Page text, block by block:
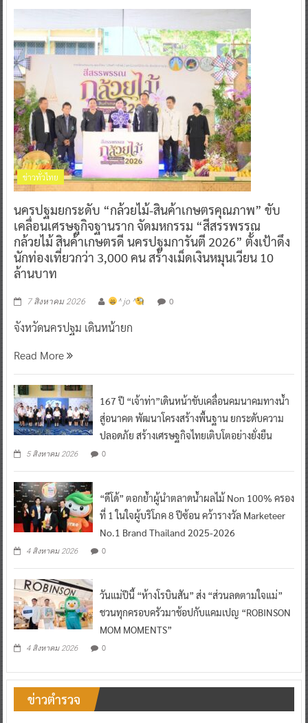
ข่าวทั่วไทย
นครปฐมยกระดับ “กล้วยไม้-สินค้าเกษตรคุณภาพ” ขับ
เคลื่อนเศรษฐกิจฐานราก จัดมหกรรม “สีสรรพรรณ
กล้วยไม้ สินค้าเกษตรดี นครปฐมการันตี 2026” ตั้งเป้าดึง
นักท่องเที่ยวกว่า 3,000 คน สร้างเม็ดเงินหมุนเวียน 10
ล้านบาท
7 สิงหาคม 2026 ^ jo ^ 0
จังหวัดนครปฐม เดินหน้ายก
Read More
167 ปี “เจ้าท่า”เดินหน้าขับเคลื่อนคมนาคมทางน้ำ
สู่อนาคต พัฒนาโครงสร้างพื้นฐาน ยกระดับความ
ปลอดภัย สร้างเศรษฐกิจไทยเติบโตอย่างยั่งยืน
5 สิงหาคม 2026 0
“ดีโด้” ตอกย้ำผู้นำตลาดน้ำผลไม้ Non 100% ครอง
ที่ 1 ในใจผู้บริโภค 8 ปีซ้อน คว้ารางวัล Marketeer
No.1 Brand Thailand 2025-2026
4 สิงหาคม 2026 0
วันแม่ปีนี้ “ห้างโรบินสัน” ส่ง “ส่วนลดตามใจแม่”
ชวนทุกครอบครัวมาช้อปกับแคมเปญ “ROBINSON
MOM MOMENTS”
4 สิงหาคม 2026 0
ข่าวตำรวจ